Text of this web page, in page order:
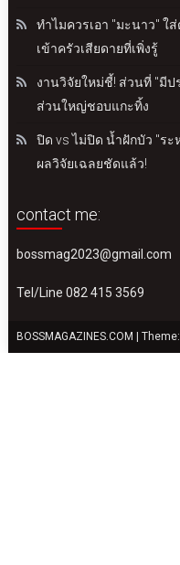
ทำไมควรเอา "มะนาว" ใ
เข้าครัวเสียดายที่เพิ่งรู้
งานวิจัยใหม่ชี้! ส่วนที่ "มี
ส่วนใหญ่ชอบแกะทิ้ง
ปิด vs ไม่ปิด น้ำฝักบัว "ร
ผลวิจัยเฉลยชัดแล้ว!
contact me:
bossmag2023@gmail.com
Tel/Line 082 415 3569
BOSSMAGAZINES.COM |